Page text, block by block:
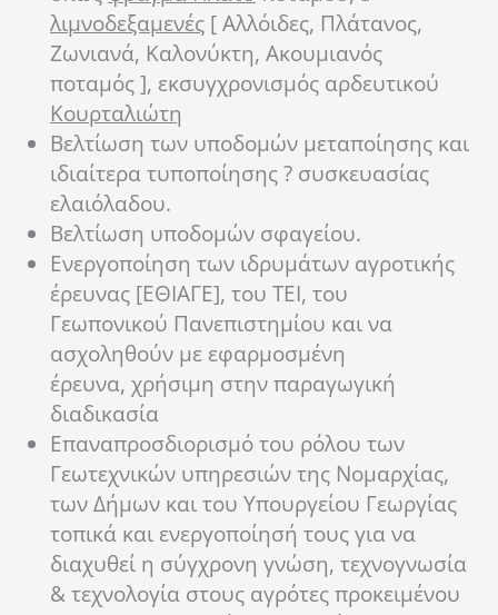
λιμνοδεξαμενές [ Αλλόιδες, Πλάτανος,
Ζωνιανά, Καλονύκτη, Ακουμιανός
ποταμός ], εκσυγχρονισμός αρδευτικού
Κουρταλιώτη
Βελτίωση των υποδομών μεταποίησης και
ιδιαίτερα τυποποίησης ? συσκευασίας
ελαιόλαδου.
Βελτίωση υποδομών σφαγείου.
Ενεργοποίηση των ιδρυμάτων αγροτικής
έρευνας [ΕΘΙΑΓΕ], του ΤΕΙ, του
Γεωπονικού Πανεπιστημίου και να
ασχοληθούν με εφαρμοσμένη
έρευνα, χρήσιμη στην παραγωγική
διαδικασία
Επαναπροσδιορισμό του ρόλου των
Γεωτεχνικών υπηρεσιών της Νομαρχίας,
των Δήμων και του Υπουργείου Γεωργίας
τοπικά και ενεργοποίησή τους για να
διαχυθεί η σύγχρονη γνώση, τεχνογνωσία
& τεχνολογία στους αγρότες προκειμένου